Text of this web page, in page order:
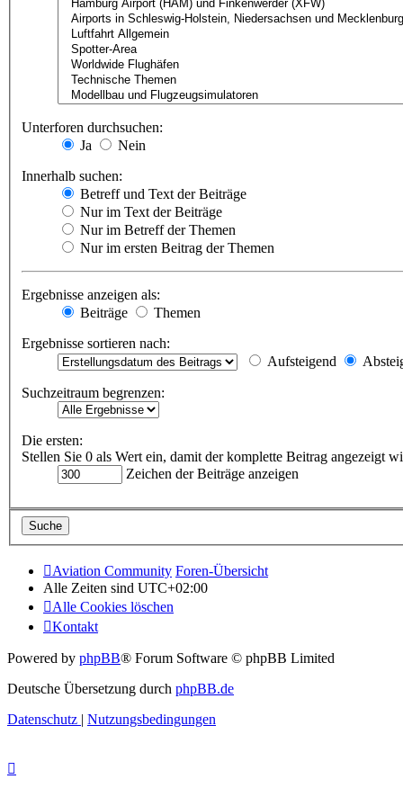
Unterforen durchsuchen:
Ja
Nein
Innerhalb suchen:
Betreff und Text der Beiträge
Nur im Text der Beiträge
Nur im Betreff der Themen
Nur im ersten Beitrag der Themen
Ergebnisse anzeigen als:
Beiträge
Themen
Ergebnisse sortieren nach:
Aufsteigend
Suchzeitraum begrenzen:
Die ersten:
Stellen Sie 0 als Wert ein, damit der komplette Beitrag angezeigt
Zeichen der Beiträge anzeigen
Aviation Community Foren-Übersicht
Alle Zeiten sind UTC+02:00
Alle Cookies löschen
Kontakt
Powered by phpBB® Forum Software © phpBB Limited
Deutsche Übersetzung durch phpBB.de
Datenschutz | Nutzungsbedingungen